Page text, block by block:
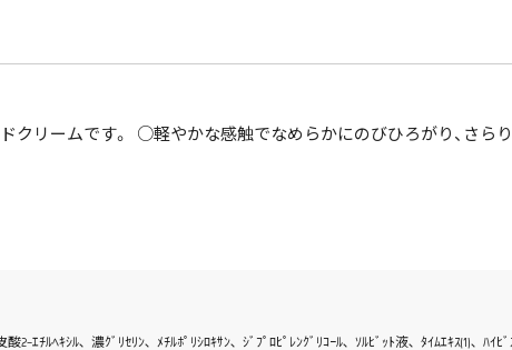
リームです。 ○軽やかな感触でなめらかにのびひろがり、さら
ｴﾁﾙﾍｷｼﾙ､ 濃ｸﾞﾘｾﾘﾝ､ ﾒﾁﾙﾎﾟﾘｼﾛｷｻﾝ､ ｼﾞﾌﾟﾛﾋﾟﾚﾝｸﾞﾘｺｰﾙ､ ｿﾙﾋﾞｯﾄ液､ ﾀｲﾑｴｷｽ(1)､ ﾊｲﾋﾞ